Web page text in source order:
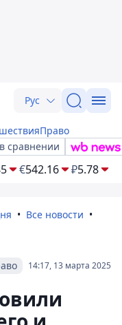
Рус
Право
сравнении
€542.16 ₽5.78
Все новости
14:17, 13 марта 2025